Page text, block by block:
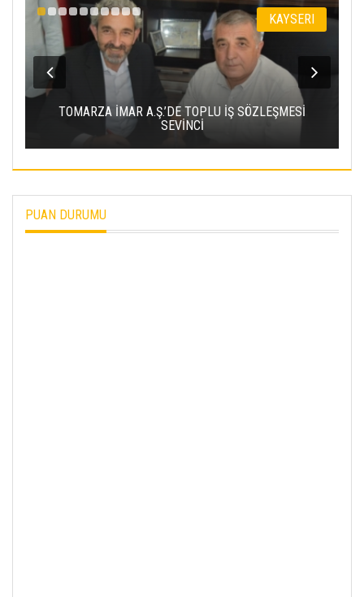
KAYSERI
TOMARZA İMAR A.Ş.’DE TOPLU İŞ SÖZLEŞMESİ
SEVİNCİ
PUAN DURUMU